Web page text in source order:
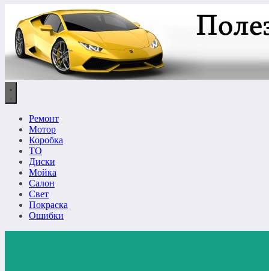
Ремонт
Мотор
Коробка
ТО
Диски
Мойка
Салон
Свет
Покраска
Ошибки